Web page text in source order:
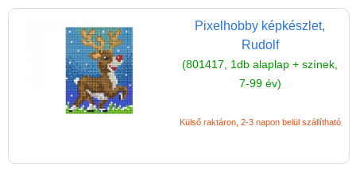
Pixelhobby képkészlet,
Rudolf
(801417, 1db alaplap + színek,
7-99 év)
Külső raktáron, 2-3 napon belül szállítható